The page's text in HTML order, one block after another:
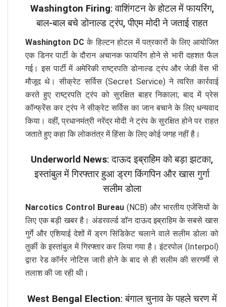
Washington Firing: वाशिंगटन के होटल में फायरिंग,
बाल-बाल बचे डोनाल्ड ट्रंप, पीएम मोदी ने जताई राहत
Washington DC के हिल्टन होटल में पत्रकारों के लिए आयोजित
एक डिनर पार्टी के दौरान अचानक फायरिंग होने से भारी दहशत फैल
गई। इस पार्टी में अमेरिकी राष्ट्रपति डोनाल्ड ट्रंप और जेडी वेंस भी
मौजूद थे। सीक्रेट सर्विस (Secret Service) ने त्वरित कार्रवाई
करते हुए राष्ट्रपति ट्रंप को सुरक्षित बाहर निकाला; बाद में प्रेस
कॉन्फ्रेंस कर ट्रंप ने सीक्रेट सर्विस का जान बचाने के लिए धन्यवाद
किया। वहीं, प्रधानमंत्री नरेंद्र मोदी ने ट्रंप के सुरक्षित होने पर राहत
जताते हुए कहा कि लोकतंत्र में हिंसा के लिए कोई जगह नहीं है।
Underworld News: दाऊद इब्राहिम को बड़ा झटका,
इस्तांबुल में गिरफ्तार हुआ ड्रग किंगपिन और खास गुर्गा
सलीम डोला
Narcotics Control Bureau (NCB) और भारतीय एजेंसियों के
लिए एक बड़ी खबर है। अंडरवर्ल्ड डॉन दाऊद इब्राहिम के सबसे खास
गुर्गे और एशियाई देशों में ड्रग सिंडिकेट चलाने वाले सलीम डोला को
तुर्की के इस्तांबुल में गिरफ्तार कर लिया गया है। इंटरपोल (Interpol)
द्वारा रेड कॉर्नर नोटिस जारी होने के बाद से ही सलीम की सरगर्मी से
तलाश की जा रही थी।
West Bengal Election: बंगाल चुनाव के पहले चरण में